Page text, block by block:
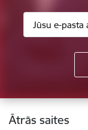
Kājene
Ātrās saites